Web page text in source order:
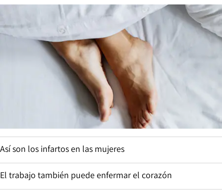
Así son los infartos en las mujeres
El trabajo también puede enfermar el corazón